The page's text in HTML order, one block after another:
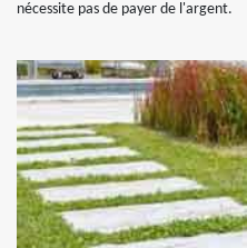
nécessite pas de payer de l'argent.